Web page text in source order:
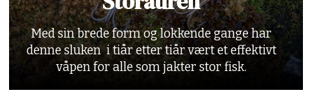
Med sin brede form og lokkende gange har
denne sluken i tiår etter tiår vært et effektivt
våpen for alle som jakter stor fisk.